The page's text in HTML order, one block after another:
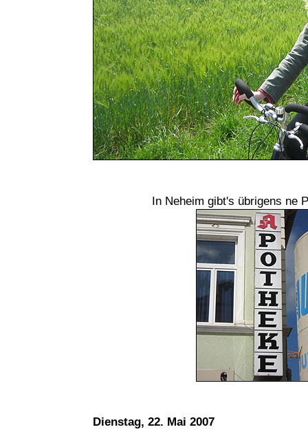
In Neheim gibt's übrigens ne
Dienstag, 22. Mai 2007